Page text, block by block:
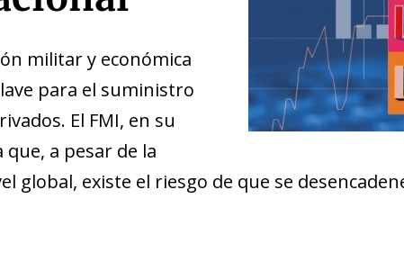
militar y económica
para el suministro
El FMI, en su
a pesar de la
global, existe el riesgo de que se